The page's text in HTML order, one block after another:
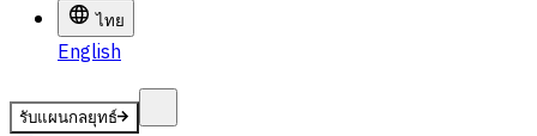
ไทย
English
รับแผนกลยุทธ์